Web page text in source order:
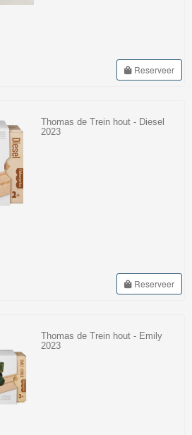
Reserveer
Thomas de Trein hout - Diesel
2023
Reserveer
Thomas de Trein hout - Emily
2023